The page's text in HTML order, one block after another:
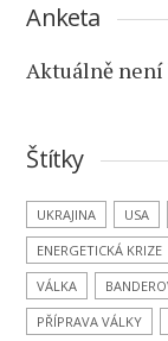
Anketa
Aktuálně není
Štítky
UKRAJINA USA
ENERGETICKÁ KRIZE
VÁLKA
PŘÍPRAVA VÁLKY